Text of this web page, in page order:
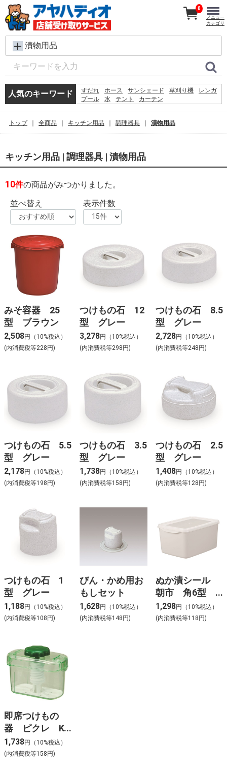
漬物用品
人気のキーワード すだれ ホース サンシェード 草刈り機
レンガ
プール
水 テント
カーテン
砂利
物置 バケツ 空調服
0
メニュー
カテゴリ
トップ 全商品 キッチン用品 調理器具 漬物用品
キッチン用品 | 調理器具 | 漬物用品
10件の商品がみつかりました。
並べ替え
表示件数
みそ容器 25
型 ブラウン
2,508円（10%税込）
(内消費税等228円)
つけもの石 12
型 グレー
3,278円（10%税込）
(内消費税等298円)
つけもの石 8.5
型 グレー
2,728円（10%税込）
(内消費税等248円)
つけもの石 5.5
型 グレー
2,178円（10%税込）
(内消費税等198円)
つけもの石 3.5
型 グレー
1,738円（10%税込）
(内消費税等158円)
つけもの石 2.5
型 グレー
1,408円（10%税込）
(内消費税等128円)
つけもの石 1
型 グレー
1,188円（10%税込）
(内消費税等108円)
びん・かめ用お
もしセット
1,628円（10%税込）
(内消費税等148円)
ぬか漬シール
朝市 角6型
ベージュ
1,298円（10%税込）
(内消費税等118円)
即席つけもの
器 ピクレ K-
10 スケルトン
グリーン
1,738円（10%税込）
(内消費税等158円)